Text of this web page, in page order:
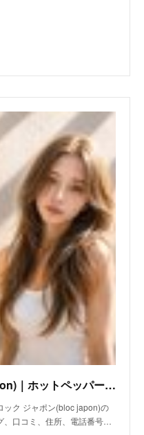
ブロック ジャポン(bloc japon)｜ホットペッパービューティー
ック ジャポン(bloc japon)の
、口コミ、住所、電話番号…